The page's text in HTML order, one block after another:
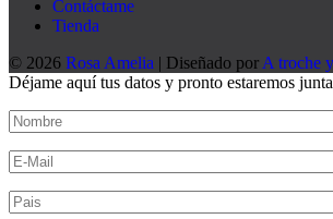
Contáctame
Tienda
© 2026 Rosa Amelia | Diseñado por A troche
Déjame aquí tus datos y pronto estaremos